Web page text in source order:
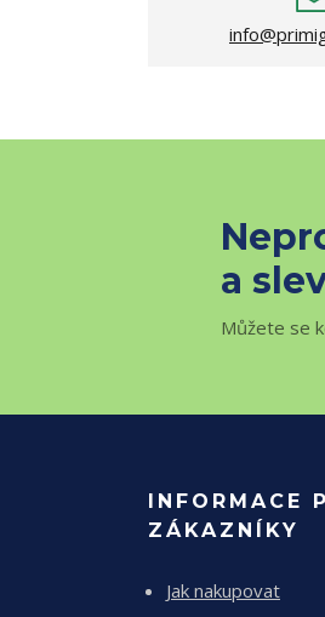
a
Můžete se
INFORMACE
ZÁKAZNÍKY
Jak nakupovat